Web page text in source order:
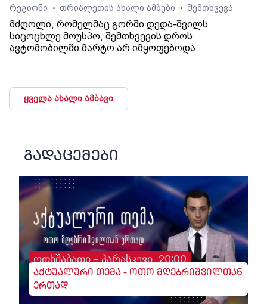
რეგიონი
• თრიალეთის ახალი ამბები • შემთხვევა
მძღოლი, რომელმაც გორში დედა-შვილს
სიცოცხლე მოუსპო, შემთხვევის დროს
ავტომობილში მარტო არ იმყოფებოდა.
ყველა ახალი ამბავი
გადაცემები
ოთხშაბათი - პარასკევი, 20:00
აქტუალური თემა - ოთო მღებრიშვილთან
ერთად